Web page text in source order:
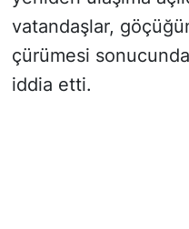
vatandaşlar,
çürümesi
iddia etti.